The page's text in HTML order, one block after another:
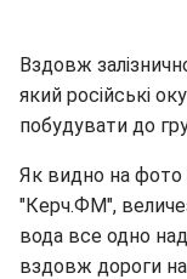
Вздовж
який російські
побудувати до
Як видно на фото
"Керч.ФМ",
вода все одно
вздовж дороги на